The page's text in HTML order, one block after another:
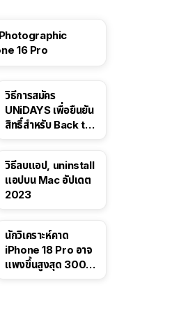
16 Pro
วิธีการสมัคร
UNiDAYS เพื่อยืนยัน
สิทธิ์สำหรับ Back to
วิธีลบแอป, uninstall
แอปบน Mac อัปเดต
2023
นักวิเคราะห์คาด
iPhone 18 Pro อาจ
แพงขึ้นสูงสุด 300